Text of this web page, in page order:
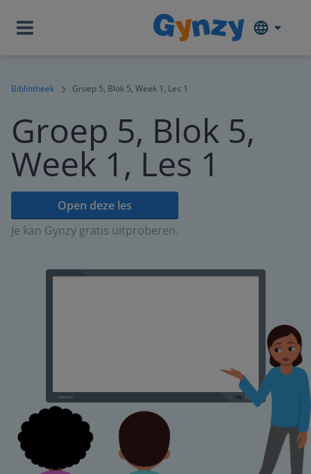
Bibliotheek Groep 5, Blok 5, Week 1, Les 1
Groep 5, Blok 5,
Week 1, Les 1
Open deze les
Je kan Gynzy gratis uitproberen.